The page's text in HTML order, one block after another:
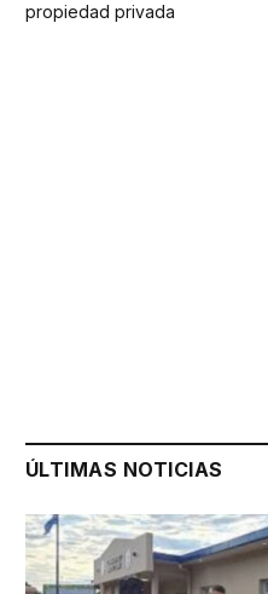
propiedad privada
ÚLTIMAS NOTICIAS